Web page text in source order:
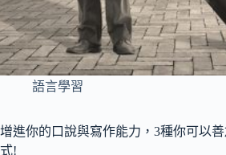
語言學習
增進你的口說與寫作能力，3種你可以
式!